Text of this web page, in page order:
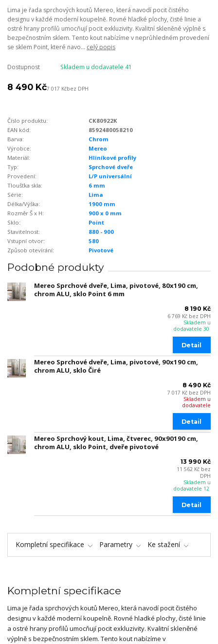
Lima je řada sprchových koutů Mereo, která navodí pocit čistého
designu v každé moderní koupelně. Rovné hladké plochy, čisté linie a
ostré hrany profilů umocňují pocit exkluzivity. Kvalitní skleněné výplně s
bezpečnostním sklem. Tento kout nabízíme v neprůhledném provedení
se sklem Point, které navo... celý popis
Dostupnost Skladem u dodavatele 41
8 490 Kč7 017 Kčbez DPH
Číslo produktu:
CK80922K
EAN kód:
8592480058210
Barva:
Chrom
Výrobce:
Mereo
Materiál:
Hliníkové profily
Typ:
Sprchové dveře
Provedení:
L/P universální
Tloušťka skla:
6 mm
Série:
Lima
Délka/Výška:
1900 mm
Rozměr Š x H:
900 x 0 mm
Sklo:
Point
Stavitelnost:
880 - 900
Vstupní otvor:
580
Způsob otevírání:
Pivotové
Podobné produkty
Mereo Sprchové dveře, Lima, pivotové, 80x190 cm,
chrom ALU, sklo Point 6 mm
8 190 Kč
6 769 Kč bez DPH
Skladem u
dodavatele 30
Detail
Mereo Sprchové dveře, Lima, pivotové, 90x190 cm,
chrom ALU, sklo Čiré
8 490 Kč
7 017 Kč bez DPH
Skladem u
dodavatele
Detail
Mereo Sprchový kout, Lima, čtverec, 90x90190 cm,
chrom ALU, sklo Point, dveře pivotové
13 990 Kč
11 562 Kč bez
DPH
Skladem u
dodavatele 12
Detail
Kompletní specifikace Parametry Ke stažení
Kompletní specifikace
Lima je řada sprchových koutů Mereo, která navodí pocit čistého
designu v každé moderní koupelně. Rovné hladké plochy, čisté linie
a ostré hrany profilů umocňují pocit exkluzivity. Kvalitní skleněné
výplně s bezpečnostním sklem. Tento kout nabízíme v